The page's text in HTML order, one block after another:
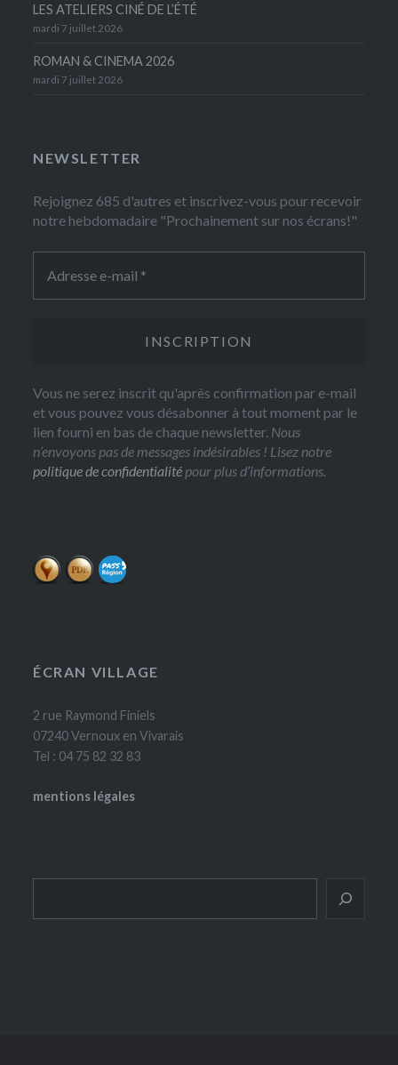
LES ATELIERS CINÉ DE L’ÉTÉ
mardi 7 juillet 2026
ROMAN & CINEMA 2026
mardi 7 juillet 2026
NEWSLETTER
Rejoignez 685 d'autres et inscrivez-vous pour recevoir
notre hebdomadaire "Prochainement sur nos écrans!"
Vous ne serez inscrit qu'après confirmation par e-mail
et vous pouvez vous désabonner à tout moment par le
lien fourni en bas de chaque newsletter. Nous
n’envoyons pas de messages indésirables ! Lisez notre
politique de confidentialité pour plus d’informations.
ÉCRAN VILLAGE
2 rue Raymond Finiels
07240 Vernoux en Vivarais
Tel : 04 75 82 32 83
mentions légales